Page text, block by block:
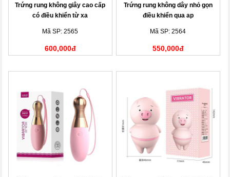
Trứng rung không giây cao cấp
có điều khiển từ xa
Mã SP: 2565
600,000đ
Trứng rung không dây nhỏ gọn
điều khiển qua ap
Mã SP: 2564
550,000đ